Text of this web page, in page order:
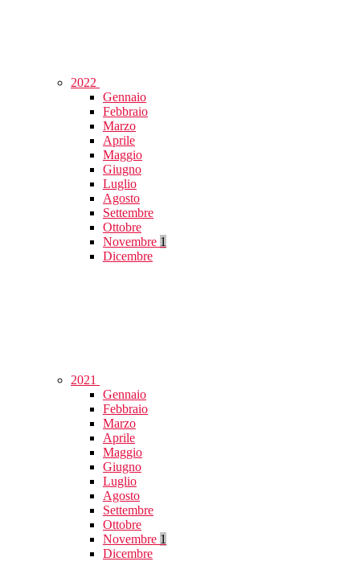
2022
Gennaio
Febbraio
Marzo
Aprile
Maggio
Giugno
Luglio
Agosto
Settembre
Ottobre
Novembre 1
Dicembre
2021
Gennaio
Febbraio
Marzo
Aprile
Maggio
Giugno
Luglio
Agosto
Settembre
Ottobre
Novembre 1
Dicembre